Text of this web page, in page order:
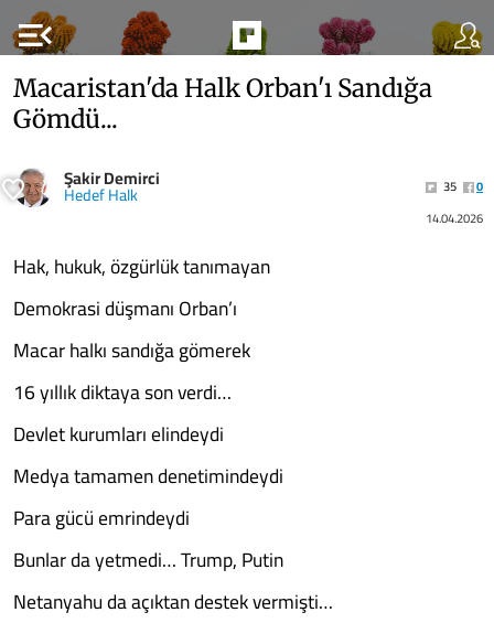
menu_open
Macaristan'da Halk Orban'ı Sandığa
Gömdü...
Şakir Demirci
Hedef Halk 35
0
14.04.2026
Hak, hukuk, özgürlük tanımayan
Demokrasi düşmanı Orban’ı
Macar halkı sandığa gömerek
16 yıllık diktaya son verdi…
Devlet kurumları elindeydi
Medya tamamen denetimindeydi
Para gücü emrindeydi
Bunlar da yetmedi… Trump, Putin
Netanyahu da açıktan destek vermişti…